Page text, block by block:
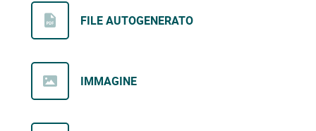
FILE AUTOGENERATO
IMMAGINE